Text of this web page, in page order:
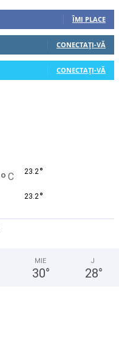
ÎMI PLACE
CONECTAȚI-VĂ
CONECTAȚI-VĂ
° C 23.2°
23.2°
MIE
30°
J
28°